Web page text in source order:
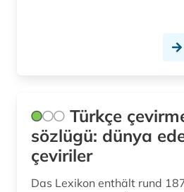
Türkçe
sözlügü: dünya
çeviriler
Das Lexikon enthält rund